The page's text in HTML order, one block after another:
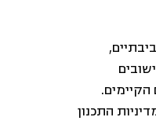
הקיימים.
התכנון